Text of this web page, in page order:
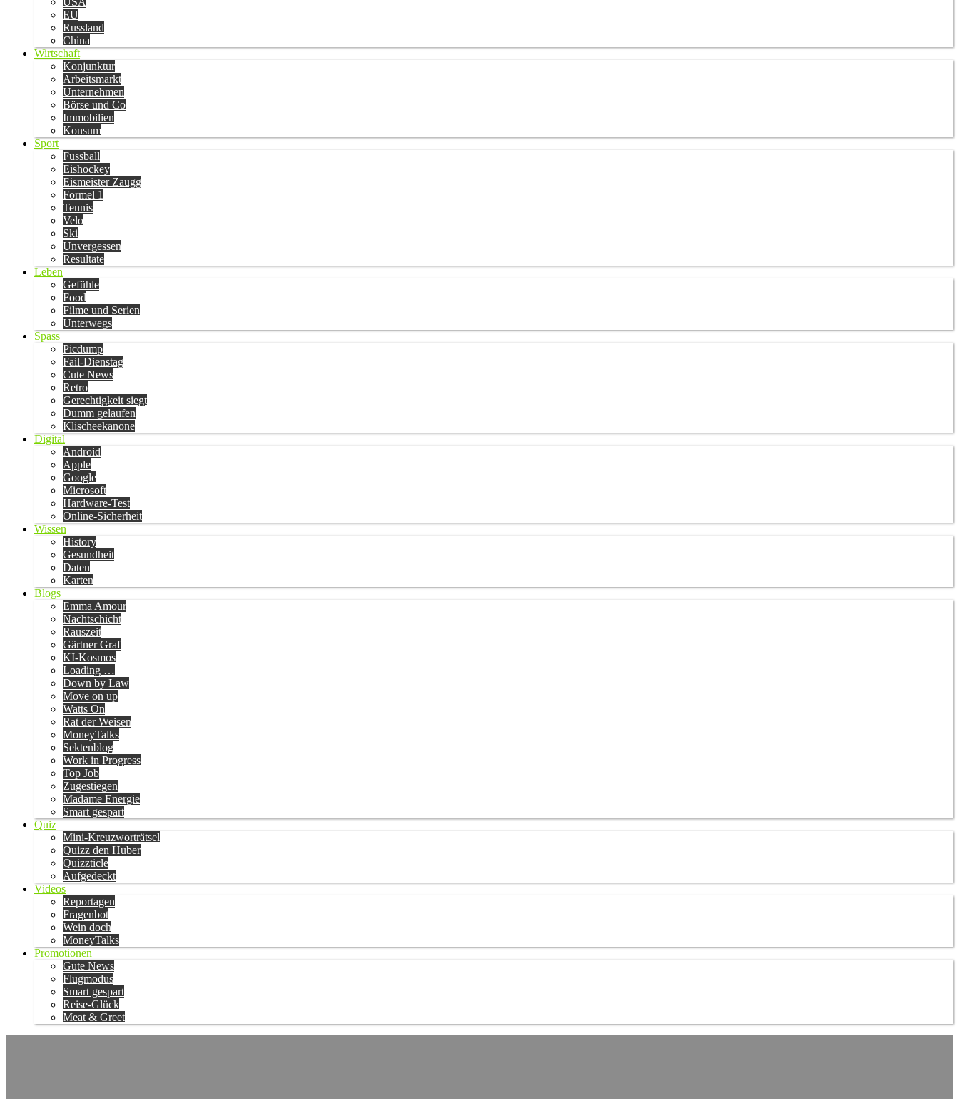
EU
Russland
China
Wirtschaft
Konjunktur
Arbeitsmarkt
Unternehmen
Börse und Co
Immobilien
Konsum
Sport
Fussball
Eishockey
Eismeister Zaugg
Formel 1
Tennis
Velo
Ski
Unvergessen
Resultate
Leben
Gefühle
Food
Filme und Serien
Unterwegs
Spass
Picdump
Fail-Dienstag
Cute News
Retro
Gerechtigkeit siegt
Dumm gelaufen
Klischeekanone
Digital
Android
Apple
Google
Microsoft
Hardware-Test
Online-Sicherheit
Wissen
History
Gesundheit
Daten
Karten
Blogs
Emma Amour
Nachtschicht
Rauszeit
Gärtner Graf
KI-Kosmos
Loading …
Down by Law
Move on up
Watts On
Rat der Weisen
MoneyTalks
Sektenblog
Work in Progress
Top Job
Zugestiegen
Madame Energie
Smart gespart
Quiz
Mini-Kreuzworträtsel
Quizz den Huber
Quizzticle
Aufgedeckt
Videos
Reportagen
Fragenbot
Wein doch
MoneyTalks
Promotionen
Gute News
Flugmodus
Smart gespart
Reise-Glück
Meat & Greet